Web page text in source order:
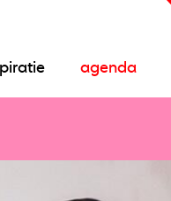
agenda